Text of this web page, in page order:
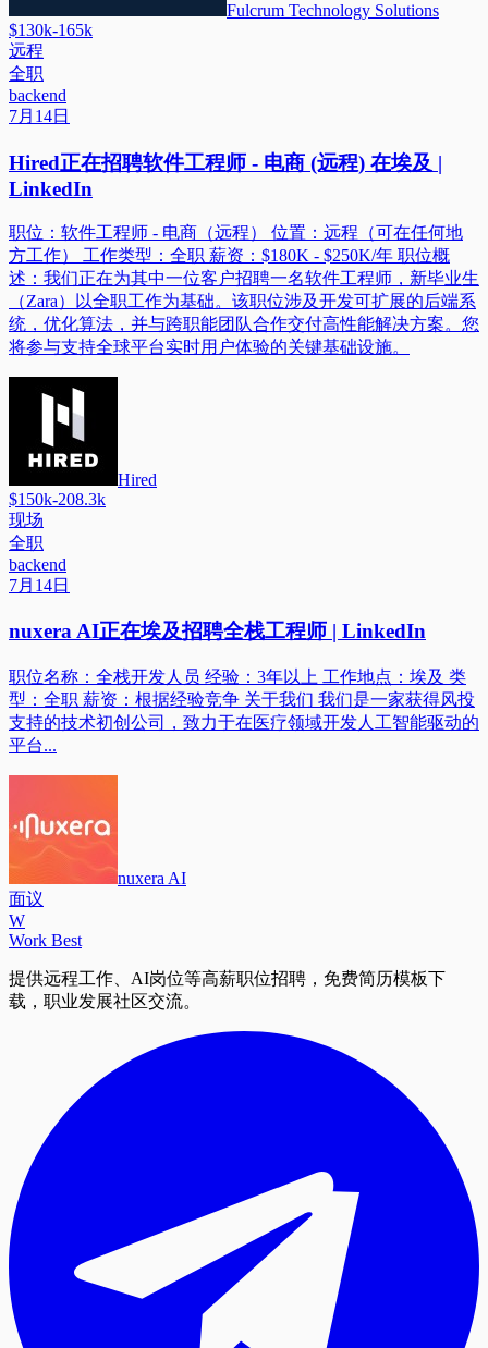
Fulcrum Technology Solutions
$130k-165k
远程
全职
backend
7月14日
Hired正在招聘软件工程师 - 电商 (远程) 在埃及 |
LinkedIn
职位：软件工程师 - 电商（远程） 位置：远程（可在任何地
方工作） 工作类型：全职 薪资：$180K - $250K/年 职位概
述：我们正在为其中一位客户招聘一名软件工程师，新毕业生
（Zara）以全职工作为基础。该职位涉及开发可扩展的后端系
统，优化算法，并与跨职能团队合作交付高性能解决方案。您
将参与支持全球平台实时用户体验的关键基础设施。
Hired
$150k-208.3k
现场
全职
backend
7月14日
nuxera AI正在埃及招聘全栈工程师 | LinkedIn
职位名称：全栈开发人员 经验：3年以上 工作地点：埃及 类
型：全职 薪资：根据经验竞争 关于我们 我们是一家获得风投
支持的技术初创公司，致力于在医疗领域开发人工智能驱动的
平台...
nuxera AI
面议
W
Work Best
提供远程工作、AI岗位等高薪职位招聘，免费简历模板下
载，职业发展社区交流。